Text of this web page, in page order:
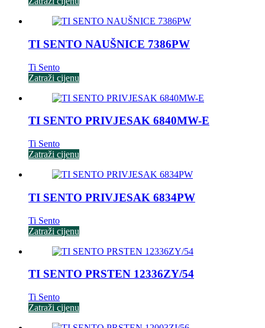
TI SENTO NAUŠNICE 7386PW
Ti Sento
Zatraži cijenu
TI SENTO PRIVJESAK 6840MW-E
Ti Sento
Zatraži cijenu
TI SENTO PRIVJESAK 6834PW
Ti Sento
Zatraži cijenu
TI SENTO PRSTEN 12336ZY/54
Ti Sento
Zatraži cijenu